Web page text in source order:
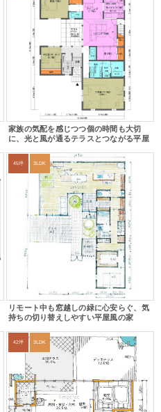
家族の気配を感じつつ個の時間も大切
に、光と風が通るテラスとつながる平屋
45坪 3LDK
リモート中も窓越しの緑に心安らぐ、気
持ちの切り替えしやすい平屋風の家
42坪 3LDK